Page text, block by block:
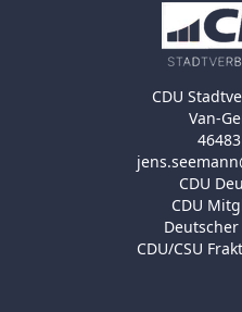
CDU
Van-
CDU
CDU
CDU/CSU